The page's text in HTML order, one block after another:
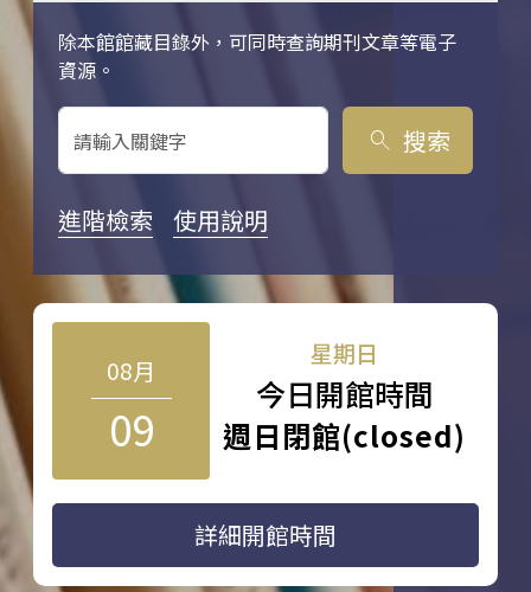
除本館館藏目錄外，可同時查詢期刊文章等電子
資源。
關鍵字搜尋
search 搜索
進階檢索 使用說明
08月
09
星期日
今日開館時間
週日閉館(closed)
詳細開館時間